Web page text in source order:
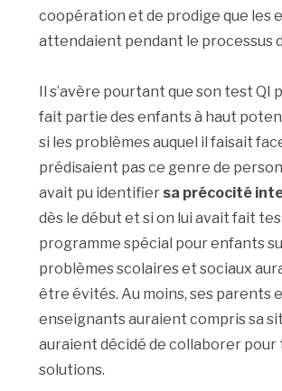
coopération et de prodige que les
attendaient pendant le processus
Il s’avère pourtant que son test QI
fait partie des enfants à haut
si les problèmes auquel il faisait
prédisaient pas ce genre de
avait pu identifier sa précocité
dès le début et si on lui avait fait
programme spécial pour enfants
problèmes scolaires et sociaux
être évités. Au moins, ses parents
enseignants auraient compris sa
auraient décidé de collaborer pour
solutions.